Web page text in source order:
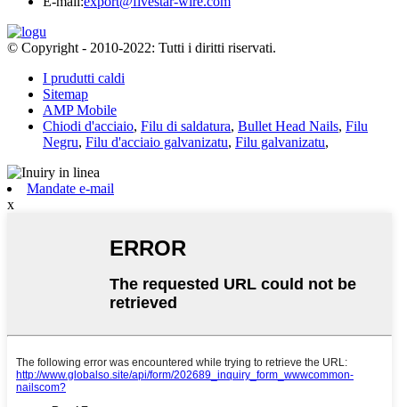
© Copyright - 2010-2022: Tutti i diritti riservati.
I prudutti caldi
Sitemap
AMP Mobile
Chiodi d'acciaio, Filu di saldatura, Bullet Head Nails, Filu
Negru, Filu d'acciaio galvanizatu, Filu galvanizatu,
Mandate e-mail
x